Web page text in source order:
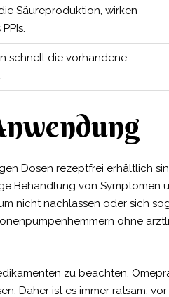
Säureproduktion, wirken
schnell die vorhandene
Dosen rezeptfrei erhältlich
Behandlung von Symptomen
nicht nachlassen oder sich
ohne
zu beachten.
Daher ist es immer ratsam,